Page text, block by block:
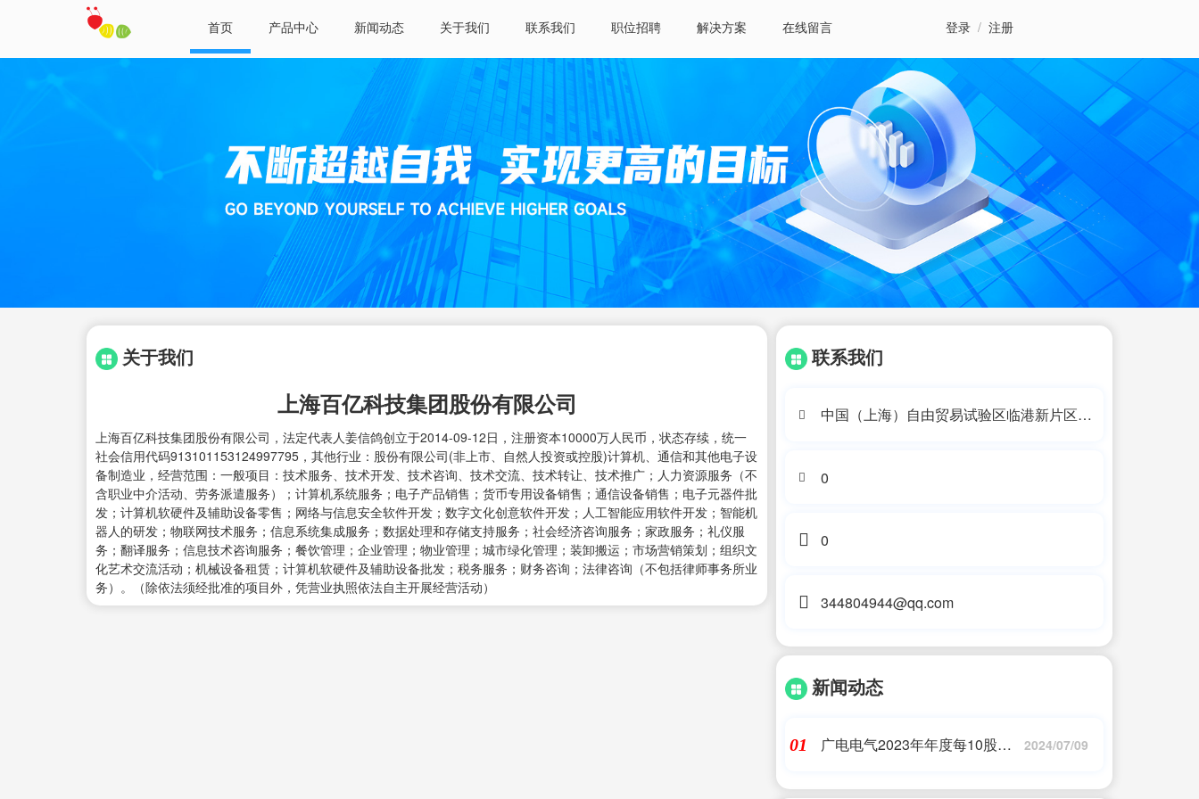
首页 产品中心 新闻动态 关于我们 联系我们 职位招聘 解决方案 在线留言 登录 / 注册
关于我们
上海百亿科技集团股份有限公司
上海百亿科技集团股份有限公司，法定代表人姜信鸽创立于2014-09-12日，注册资本10000万人民币，状态存续，统一
社会信用代码913101153124997795，其他行业：股份有限公司(非上市、自然人投资或控股)计算机、通信和其他电子设
备制造业，经营范围：一般项目：技术服务、技术开发、技术咨询、技术交流、技术转让、技术推广；人力资源服务（不
含职业中介活动、劳务派遣服务）；计算机系统服务；电子产品销售；货币专用设备销售；通信设备销售；电子元器件批
发；计算机软硬件及辅助设备零售；网络与信息安全软件开发；数字文化创意软件开发；人工智能应用软件开发；智能机
器人的研发；物联网技术服务；信息系统集成服务；数据处理和存储支持服务；社会经济咨询服务；家政服务；礼仪服
务；翻译服务；信息技术咨询服务；餐饮管理；企业管理；物业管理；城市绿化管理；装卸搬运；市场营销策划；组织文
化艺术交流活动；机械设备租赁；计算机软硬件及辅助设备批发；税务服务；财务咨询；法律咨询（不包括律师事务所业
务）。（除依法须经批准的项目外，凭营业执照依法自主开展经营活动）
联系我们
中国（上海）自由贸易试验区临港新片区双
0
0
344804944@qq.com
新闻动态
01
广电电气2023年年度每10股派
2024/07/09